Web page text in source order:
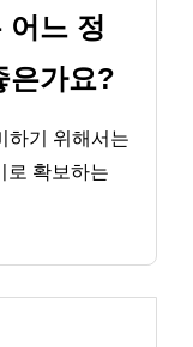
어느 정
은가요?
하기 위해서는
로 확보하는